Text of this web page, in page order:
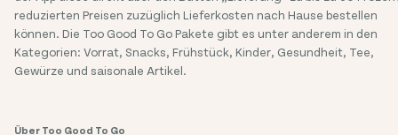
reduzierten Preisen zuzüglich Lieferkosten nach Hause bestellen
können. Die Too Good To Go Pakete gibt es unter anderem in den
Kategorien: Vorrat, Snacks, Frühstück, Kinder, Gesundheit, Tee,
Gewürze und saisonale Artikel.
Über Too Good To Go